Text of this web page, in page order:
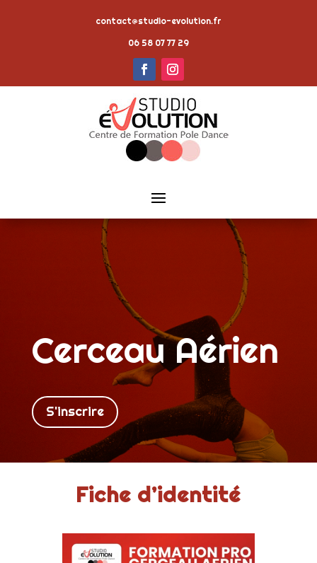
contact@studio-evolution.fr
06 58 07 77 29
Cerceau Aérien
S'inscrire
Fiche d’identité